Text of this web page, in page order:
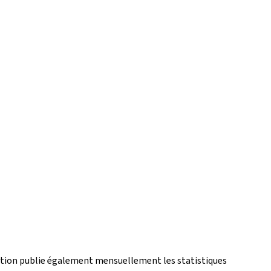
publie également mensuellement les statistiques